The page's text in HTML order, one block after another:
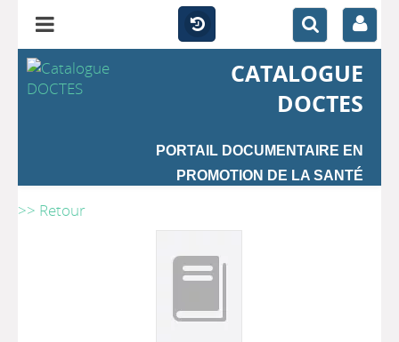
CATALOGUE
DOCTES
PORTAIL DOCUMENTAIRE EN
PROMOTION DE LA SANTÉ
>> Retour